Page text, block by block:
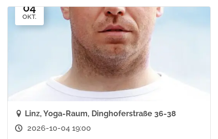
04
OKT.
Linz, Yoga-Raum, Dinghoferstraße 36-38
2026-10-04 19:00